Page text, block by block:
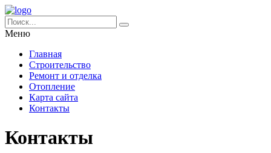
Меню
Главная
Строительство
Ремонт и отделка
Отопление
Карта сайта
Контакты
Контакты